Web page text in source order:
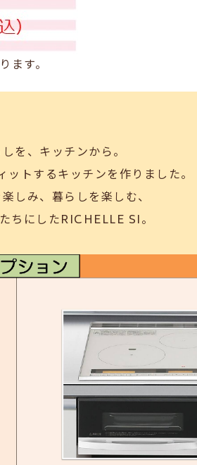
す。
を、キッチンから。
トするキッチンを作りました。
しみ、暮らしを楽しむ、
にした